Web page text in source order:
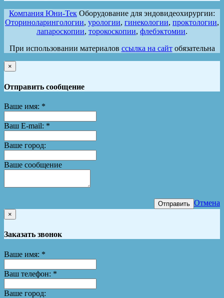
Компания Юни-Тек Оборудование для эндовидеохирургии:
Оториноларингологии, урологии, гинекологии, проктологии,
лапароскопии, торокоскопии, флебэктомии.
При использовании материалов ссылка на сайтобязательна
×
Отправить сообщение
Ваше имя: *
Ваш E-mail: *
Ваше город:
Ваше сообщение
Отправить Отмена
×
Заказать звонок
Ваше имя: *
Ваш телефон: *
Ваше город: